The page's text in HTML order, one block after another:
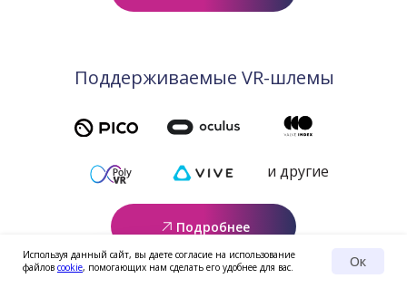
Используя данный сайт, вы даете согласие на использование
файлов cookie, помогающих нам сделать его удобнее для вас. Ок
Поддерживаемые VR-шлемы
и другие
Подробнее